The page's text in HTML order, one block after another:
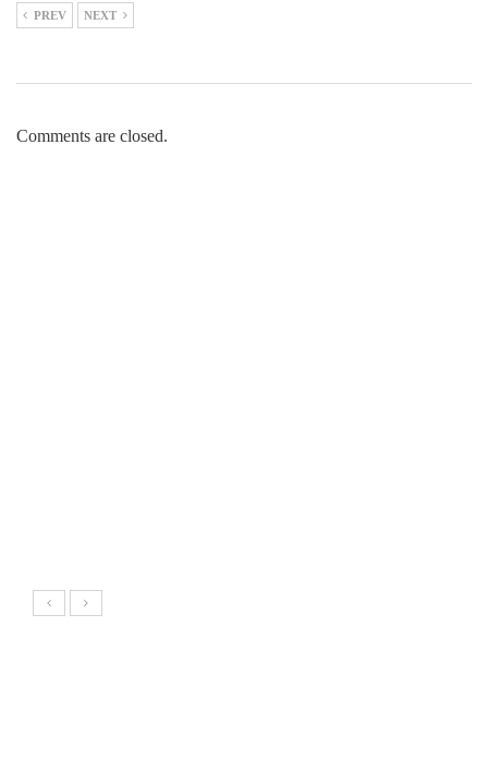
PREV NEXT
Comments are closed.